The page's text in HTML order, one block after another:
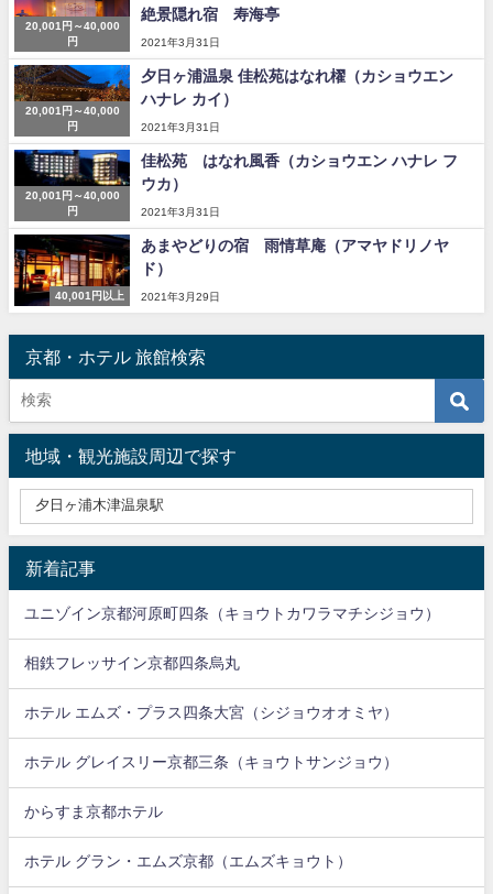
20,001円～40,000
円
絶景隠れ宿 寿海亭
2021年3月31日
20,001円～40,000
円
夕日ヶ浦温泉 佳松苑はなれ櫂（カショウエン
ハナレ カイ）
2021年3月31日
20,001円～40,000
円
佳松苑 はなれ風香（カショウエン ハナレ フ
ウカ）
2021年3月31日
40,001円以上
あまやどりの宿 雨情草庵（アマヤドリノヤ
ド）
2021年3月29日
京都・ホテル 旅館検索
地域・観光施設周辺で探す
新着記事
ユニゾイン京都河原町四条（キョウトカワラマチシジョウ）
相鉄フレッサイン京都四条烏丸
ホテル エムズ・プラス四条大宮（シジョウオオミヤ）
ホテル グレイスリー京都三条（キョウトサンジョウ）
からすま京都ホテル
ホテル グラン・エムズ京都（エムズキョウト）